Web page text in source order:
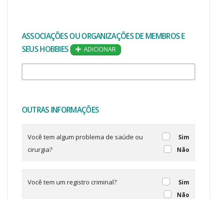
ASSOCIAÇÕES OU ORGANIZAÇÕES DE MEMBROS E
SEUS HOBBIES
ADICIONAR
OUTRAS INFORMAÇÕES
Você tem algum problema de saúde ou
cirurgia?
Sim
Não
Você tem um registro criminal?
Sim
Não